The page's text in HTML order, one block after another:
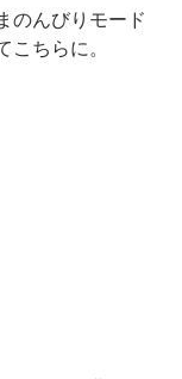
のんびりモード
こちらに。